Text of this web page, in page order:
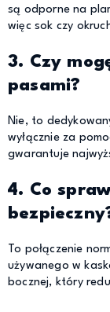
są odporne na
więc sok czy
3. Czy
pasami?
Nie, to
wyłącznie za
gwarantuje
4. Co
To połączenie
używanego w
bocznej, który